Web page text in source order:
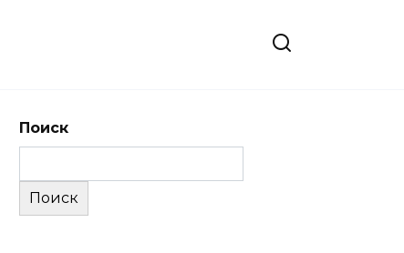
Поиск
Поиск